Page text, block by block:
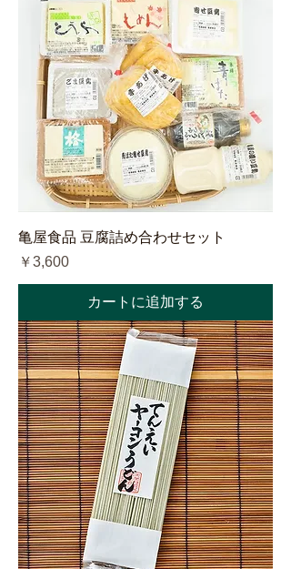
亀屋食品 豆腐詰め合わせセット
価格
￥3,600
カートに追加する